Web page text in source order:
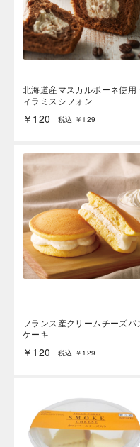
北海道産マスカルポーネ使用
ィラミスシフォン
￥120 税込 ￥129
フランス産クリームチーズパ
ケーキ
￥120 税込 ￥129
れる、こだわりのスイー